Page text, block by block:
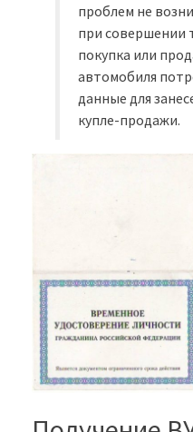
проблем не
при совершении
покупка или
автомобиля
данные для
купле-продажи.